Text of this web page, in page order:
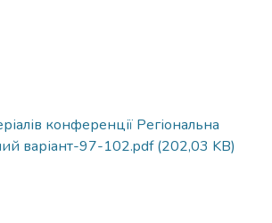
конференції Регіональна
варіант-97-102.pdf(202,03 KB)